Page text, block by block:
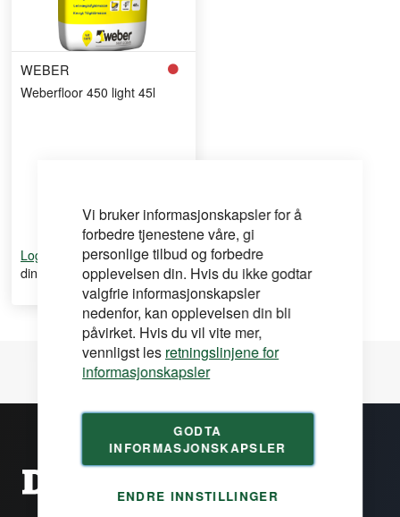
Vi bruker informasjonskapsler for å
forbedre tjenestene våre, gi
personlige tilbud og forbedre
opplevelsen din. Hvis du ikke godtar
valgfrie informasjonskapsler
nedenfor, kan opplevelsen din bli
påvirket. Hvis du vil vite mer,
vennligst les retningslinjene for
informasjonskapsler
GODTA
INFORMASJONSKAPSLER
ENDRE INNSTILLINGER
WEBER
Weberfloor 450 light 45l
Logg inn
for å se
din pris